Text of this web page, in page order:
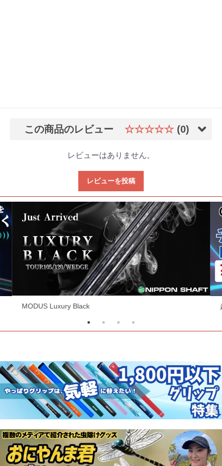
この商品のレビュー ☆☆☆☆☆ (0)
レビューはありません。
レビューを投稿
超お買い得ヘッド